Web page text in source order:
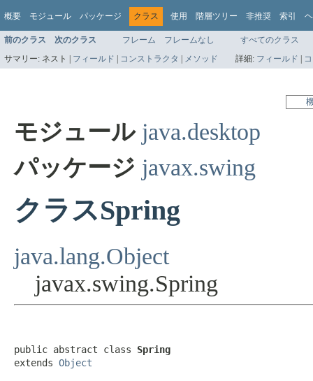
概要 モジュール パッケージ クラス 使用 階層ツリー 非推奨 索引
前のクラス 次のクラス フレーム フレームなし
すべてのクラス
サマリー: ネスト | フィールド | コンストラクタ | メソッド 詳細: フィールド |
モジュール java.desktop
パッケージ javax.swing
クラスSpring
java.lang.Object
javax.swing.Spring
public abstract class Spring
extends Object